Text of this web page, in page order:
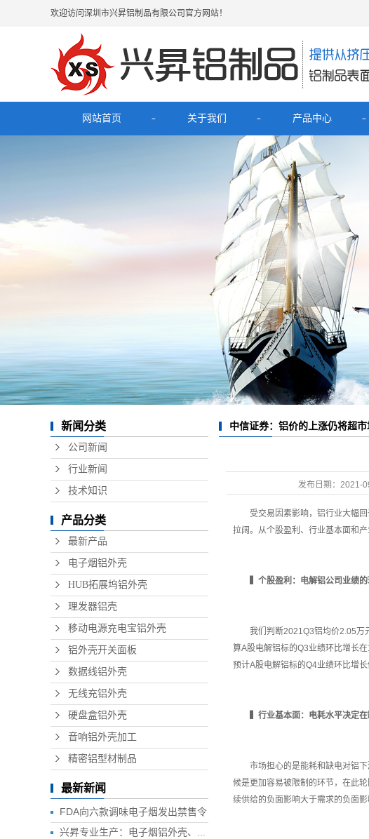
欢迎访问深圳市兴昇铝制品有限公司官方网站！
网站首页 关于我们 产品中心
最新产品
电子烟铝外壳
HUB拓展坞铝外壳
理发器铝壳
移动电源充电宝铝外壳
铝外壳开关面板
数据线铝外壳
无线充铝外壳
硬盘盒铝外壳
新闻分类
公司新闻
行业新闻
技术知识
产品分类
最新产品
电子烟铝外壳
HUB拓展坞铝外壳
理发器铝壳
移动电源充电宝铝外壳
铝外壳开关面板
数据线铝外壳
无线充铝外壳
硬盘盒铝外壳
音响铝外壳加工
精密铝型材制品
最新新闻
FDA向六款调味电子烟发出禁售令
兴昇专业生产：电子烟铝外壳、电子烟外壳、HUB铝外壳、移动电源外壳、无线充铝外壳等铝制品外壳
中信证券：铝价的上涨仍将超
发布日期： 2021-
受交易因素影响，铝行业大幅回
拉阔。从个股盈利、行业基本面和
个股盈利：电解铝公司业绩的
我们判断2021Q3铝均价2.05万元
算A股电解铝标的Q3业绩环比增长
预计A股电解铝标的Q4业绩环比增
行业基本面：电耗水平决定
市场担心的是能耗和缺电对铝下
候是更加容易被限制的环节，在此
续供给的负面影响大于需求的负面